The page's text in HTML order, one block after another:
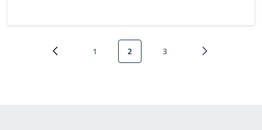
Paginazione
Pagina precedente
Pagina
1 Pagina attuale
2 Pagina
3 Pagina